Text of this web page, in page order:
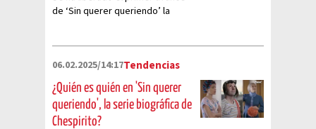
de ‘Sin querer queriendo’ la
06.02.2025/14:17Tendencias
¿Quién es quién en 'Sin querer
queriendo', la serie biográfica de
Chespirito?